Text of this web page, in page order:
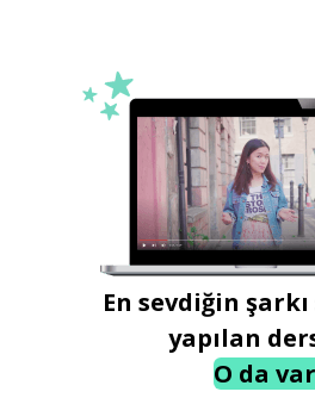
En sevdiğin
yapılan
O da